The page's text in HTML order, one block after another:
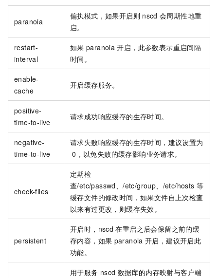
paranoia
偏执模式，如果开启则 nscd 会周期性地重
启。
restart-
interval
如果 paranoia 开启，此参数表示重启间隔
时间。
enable-
cache
开启缓存服务。
positive-
time-to-live
请求成功响应缓存的生存时间。
negative-
time-to-live
请求失败响应缓存的生存时间，建议设置为
0，以免失败的缓存影响业务请求。
check-files
定期检
查/etc/passwd、/etc/group、/etc/hosts 等
缓存文件的修改时间，如果文件自上次检查
以来有过更改，则缓存失效。
persistent
开启时，nscd 在重启之后会保留之前的缓
存内容，如果 paranoia 开启，建议开启此
功能。
用于服务 nscd 数据库的内存映射与客户端